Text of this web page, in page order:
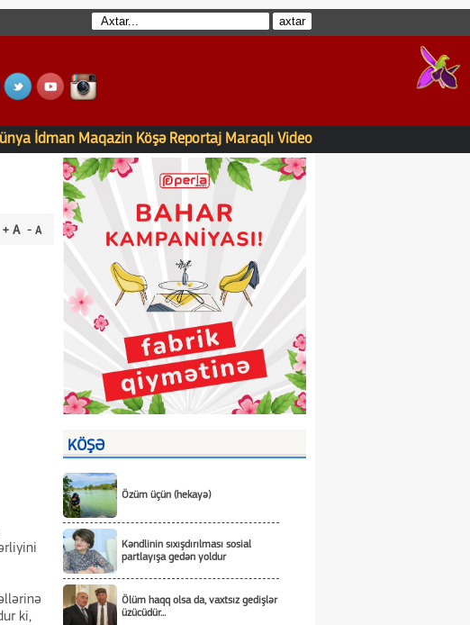
İdman Maqazin Köşə Reportaj Maraqlı Video
+ A - A
ki,
KÖŞƏ
Özüm üçün (hekayə)
Kəndlinin sıxışdırılması sosial
partlayışa gedən yoldur
Ölüm haqq olsa da, vaxtsız gedişlər
üzücüdür...